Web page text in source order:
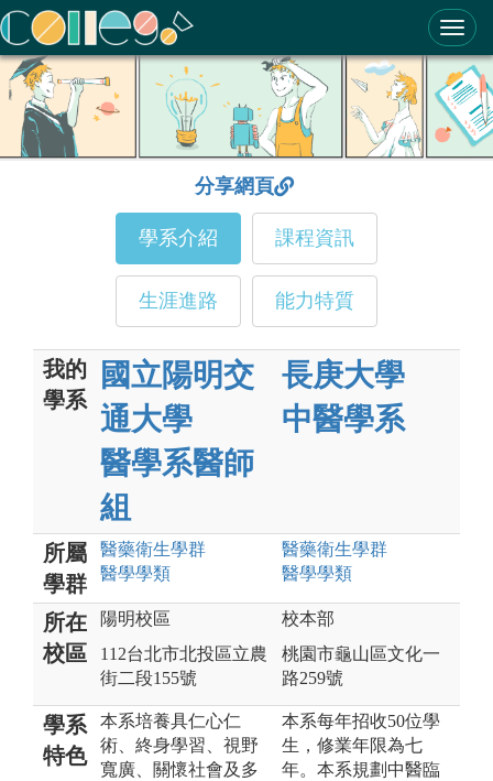
ColleGo! 大學選才與高中育才輔助系統
分享網頁
學系介紹 課程資訊
生涯進路 能力特質
我的
學系
國立陽明交
通大學
醫學系醫師
組
長庚大學
中醫學系
所屬
學群
醫藥衛生學群
醫學學類
醫藥衛生學群
醫學學類
所在
校區
陽明校區
112台北市北投區立農
街二段155號
校本部
桃園市龜山區文化一
路259號
學系
特色
本系培養具仁心仁
術、終身學習、視野
寬廣、關懷社會及多
本系每年招收50位學
生，修業年限為七
年。本系規劃中醫臨